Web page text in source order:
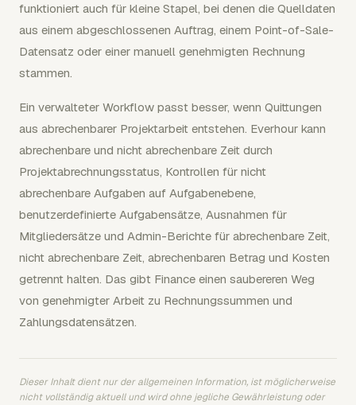
funktioniert auch für kleine Stapel, bei denen die Quelldaten
aus einem abgeschlossenen Auftrag, einem Point-of-Sale-
Datensatz oder einer manuell genehmigten Rechnung
stammen.
Ein verwalteter Workflow passt besser, wenn Quittungen
aus abrechenbarer Projektarbeit entstehen. Everhour kann
abrechenbare und nicht abrechenbare Zeit durch
Projektabrechnungsstatus, Kontrollen für nicht
abrechenbare Aufgaben auf Aufgabenebene,
benutzerdefinierte Aufgabensätze, Ausnahmen für
Mitgliedersätze und Admin-Berichte für abrechenbare Zeit,
nicht abrechenbare Zeit, abrechenbaren Betrag und Kosten
getrennt halten. Das gibt Finance einen saubereren Weg
von genehmigter Arbeit zu Rechnungssummen und
Zahlungsdatensätzen.
Dieser Inhalt dient nur der allgemeinen Information, ist möglicherweise
nicht vollständig aktuell und wird ohne jegliche Gewährleistung oder